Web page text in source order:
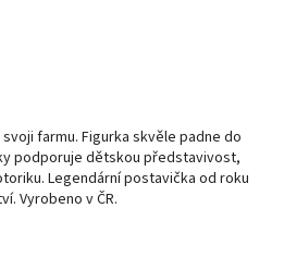
farmu. Figurka skvěle padne do
podporuje dětskou představivost,
Legendární postavička od roku
Vyrobeno v ČR.